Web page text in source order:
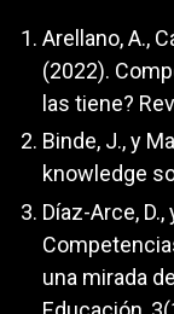
Arellano, A.,
(2022).
las tiene?
Binde, J., y
knowledge
Díaz-Arce,
una mirada